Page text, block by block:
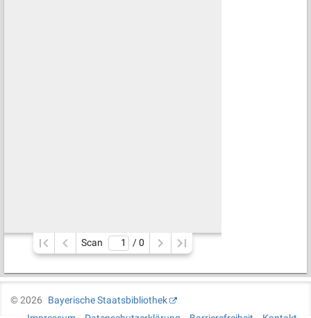
Scan / 0
©2026
Bayerische Staatsbibliothek